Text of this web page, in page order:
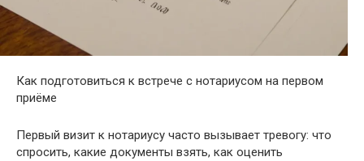
Как подготовиться к встрече с нотариусом на первом
приёме
Первый визит к нотариусу часто вызывает тревогу: что
спросить, какие документы взять, как оценить